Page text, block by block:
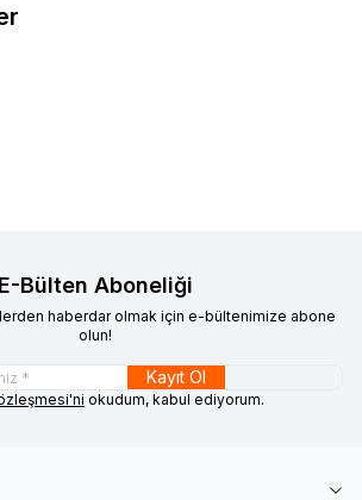
E-Bülten Aboneliği
haberdar olmak için e-bültenimize abone
olun!
Kayıt Ol
okudum, kabul ediyorum.